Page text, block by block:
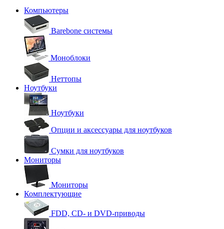
Компьютеры
Barebone системы
Моноблоки
Неттопы
Ноутбуки
Ноутбуки
Опции и аксессуары для ноутбуков
Сумки для ноутбуков
Мониторы
Мониторы
Комплектующие
FDD, CD- и DVD-приводы